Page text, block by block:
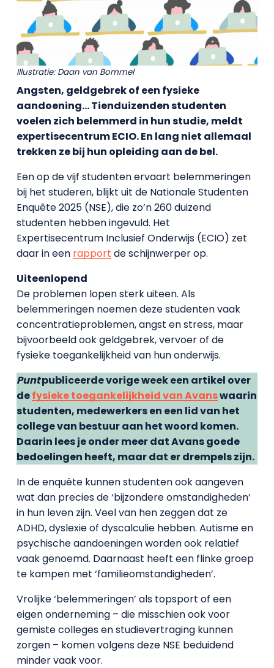
Illustratie: Daan van Bommel
Angsten, geldgebrek of een fysieke
aandoening… Tienduizenden studenten
voelen zich belemmerd in hun studie, meldt
expertisecentrum ECIO. En lang niet allemaal
trekken ze bij hun opleiding aan de bel.
Een op de vijf studenten ervaart belemmeringen
bij het studeren, blijkt uit de Nationale Studenten
Enquête 2025 (NSE), die zo’n 260 duizend
studenten hebben ingevuld. Het
Expertisecentrum Inclusief Onderwijs (ECIO) zet
daar in een rapport de schijnwerper op.
Uiteenlopend
De problemen lopen sterk uiteen. Als
belemmeringen noemen deze studenten vaak
concentratieproblemen, angst en stress, maar
bijvoorbeeld ook geldgebrek, vervoer of de
fysieke toegankelijkheid van hun onderwijs.
Puntpubliceerde vorige week een artikel over
defysieke toegankelijkheid van Avanswaarin
studenten, medewerkers en een lid van het
college van bestuur aan het woord komen.
Daarin lees je onder meer dat Avans goede
bedoelingen heeft, maar dat er drempels zijn.
In de enquête kunnen studenten ook aangeven
wat dan precies de ‘bijzondere omstandigheden’
in hun leven zijn. Veel van hen zeggen dat ze
ADHD, dyslexie of dyscalculie hebben. Autisme en
psychische aandoeningen worden ook relatief
vaak genoemd. Daarnaast heeft een flinke groep
te kampen met ‘familieomstandigheden’.
Vrolijke ‘belemmeringen’ als topsport of een
eigen onderneming – die misschien ook voor
gemiste colleges en studievertraging kunnen
zorgen – komen volgens deze NSE beduidend
minder vaak voor.